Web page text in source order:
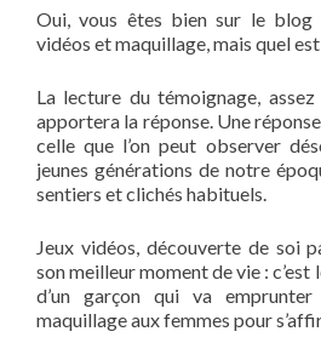
Oui, vous êtes bien sur le blog
vidéos et maquillage, mais quel
La lecture du témoignage,
apportera la réponse. Une
celle que l’on peut observer
jeunes générations de notre
sentiers et clichés habituels.
Jeux vidéos, découverte de soi
son meilleur moment de vie : c’est
d’un garçon qui va
maquillage aux femmes pour